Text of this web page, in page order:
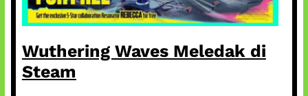
Wuthering Waves Meledak di
Steam